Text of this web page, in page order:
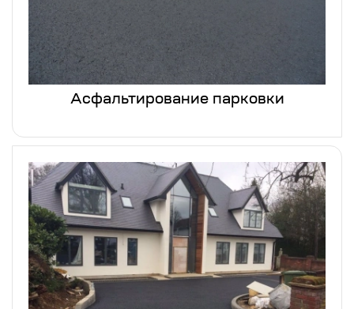
Асфальтирование парковки